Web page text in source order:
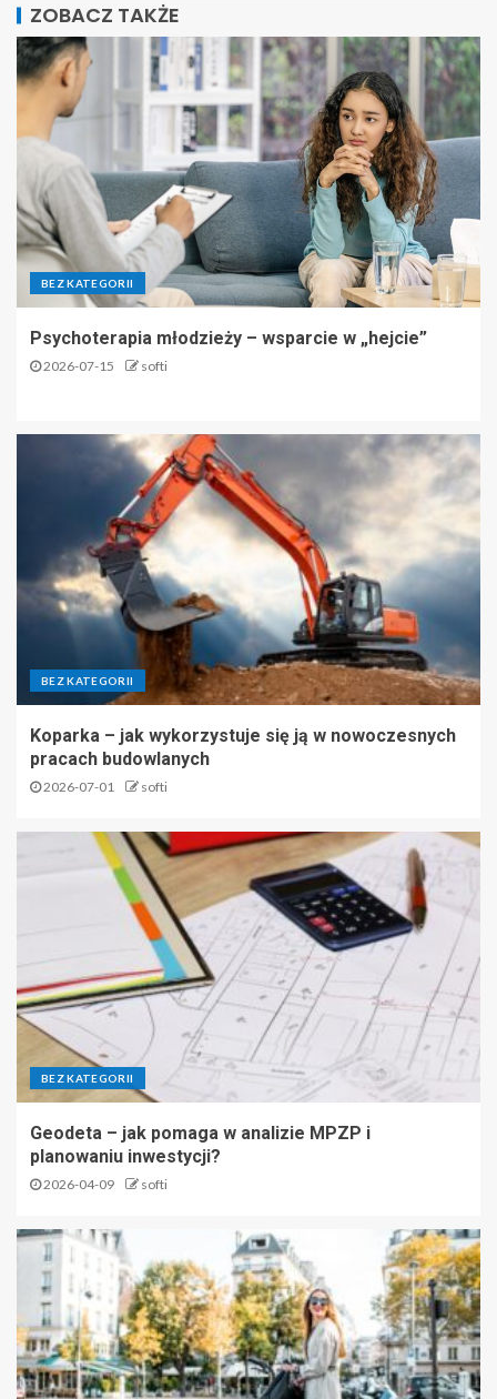
ZOBACZ TAKŻE
BEZ KATEGORII
Psychoterapia młodzieży – wsparcie w „hejcie”
2026-07-15 softi
BEZ KATEGORII
Koparka – jak wykorzystuje się ją w nowoczesnych
pracach budowlanych
2026-07-01 softi
BEZ KATEGORII
Geodeta – jak pomaga w analizie MPZP i
planowaniu inwestycji?
2026-04-09 softi